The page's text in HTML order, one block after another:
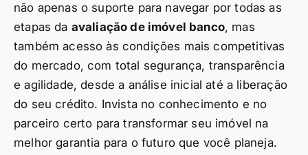
não apenas o suporte para navegar por todas as
etapas da avaliação de imóvel banco, mas
também acesso às condições mais competitivas
do mercado, com total segurança, transparência
e agilidade, desde a análise inicial até a liberação
do seu crédito. Invista no conhecimento e no
parceiro certo para transformar seu imóvel na
melhor garantia para o futuro que você planeja.